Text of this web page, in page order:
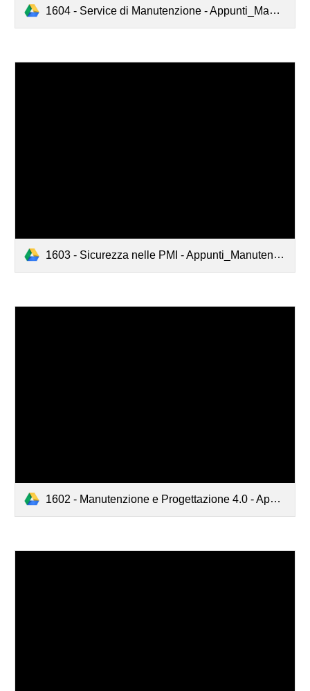
1604 - Service di Manutenzione - Appunti_Manutenzione_Aprile_2016.pdf
1603 - Sicurezza nelle PMI - Appunti_Manutenzione_Marzo_2016.pdf
1602 - Manutenzione e Progettazione 4.0 - Appunti_Manutenzione_Febbraio_2016.pdf